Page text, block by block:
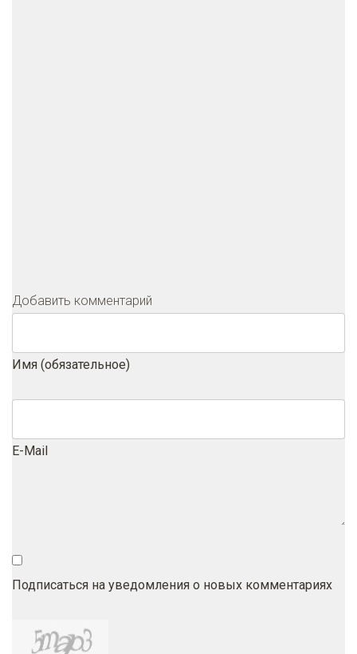
Добавить комментарий
Имя (обязательное)
E-Mail
Подписаться на уведомления о новых комментариях